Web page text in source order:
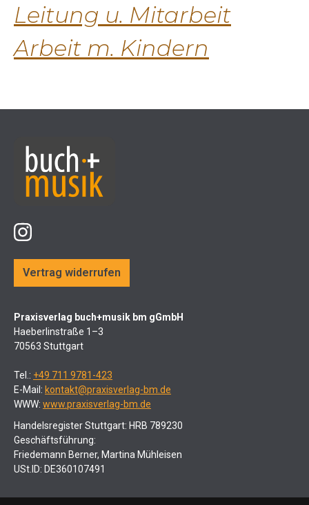
Leitung u. Mitarbeit
Arbeit m. Kindern
Vertrag widerrufen
Praxisverlag buch+musik bm gGmbH
Haeberlinstraße 1–3
70563 Stuttgart
Tel.: +49 711 9781-423
E-Mail: kontakt@praxisverlag-bm.de
WWW: www.praxisverlag-bm.de
Handelsregister Stuttgart: HRB 789230
Geschäftsführung:
Friedemann Berner, Martina Mühleisen
USt.ID: DE360107491